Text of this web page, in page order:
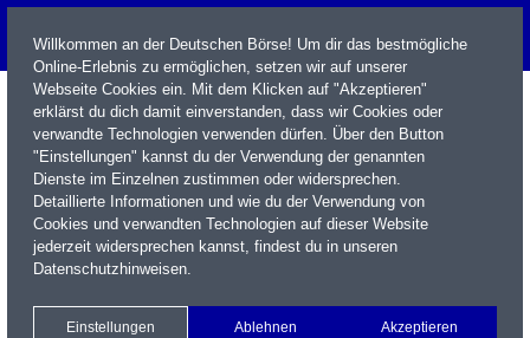
Name / WKN / ISIN / Kürzel
Xetra Realtime
Watchlist Portfolio Login
Willkommen an der Deutschen Börse! Um dir das bestmögliche
Online-Erlebnis zu ermöglichen, setzen wir auf unserer
Webseite Cookies ein. Mit dem Klicken auf "Akzeptieren"
erklärst du dich damit einverstanden, dass wir Cookies oder
verwandte Technologien verwenden dürfen. Über den Button
"Einstellungen" kannst du der Verwendung der genannten
Dienste im Einzelnen zustimmen oder widersprechen.
Detaillierte Informationen und wie du der Verwendung von
Cookies und verwandten Technologien auf dieser Website
jederzeit widersprechen kannst, findest du in unseren
Datenschutzhinweisen.
Einstellungen Ablehnen Akzeptieren